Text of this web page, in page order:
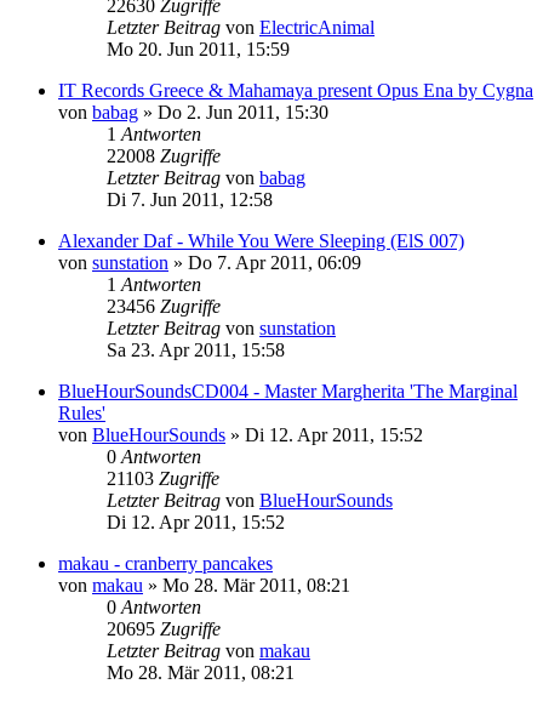
22630 Zugriffe
Letzter Beitrag von ElectricAnimal
Mo 20. Jun 2011, 15:59
IT Records Greece & Mahamaya present Opus Ena by Cygna
von babag » Do 2. Jun 2011, 15:30
1 Antworten
22008 Zugriffe
Letzter Beitrag von babag
Di 7. Jun 2011, 12:58
Alexander Daf - While You Were Sleeping (ElS 007)
von sunstation » Do 7. Apr 2011, 06:09
1 Antworten
23456 Zugriffe
Letzter Beitrag von sunstation
Sa 23. Apr 2011, 15:58
BlueHourSoundsCD004 - Master Margherita 'The Marginal
Rules'
von BlueHourSounds » Di 12. Apr 2011, 15:52
0 Antworten
21103 Zugriffe
Letzter Beitrag von BlueHourSounds
Di 12. Apr 2011, 15:52
makau - cranberry pancakes
von makau » Mo 28. Mär 2011, 08:21
0 Antworten
20695 Zugriffe
Letzter Beitrag von makau
Mo 28. Mär 2011, 08:21